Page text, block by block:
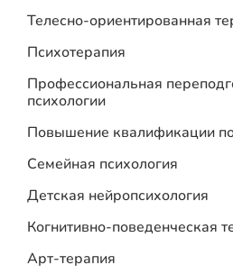
Телесно-ориентированная
Психотерапия
Профессиональная
психологии
Повышение квалификации
Семейная психология
Детская нейропсихология
Когнитивно-поведенческая
Арт-терапия